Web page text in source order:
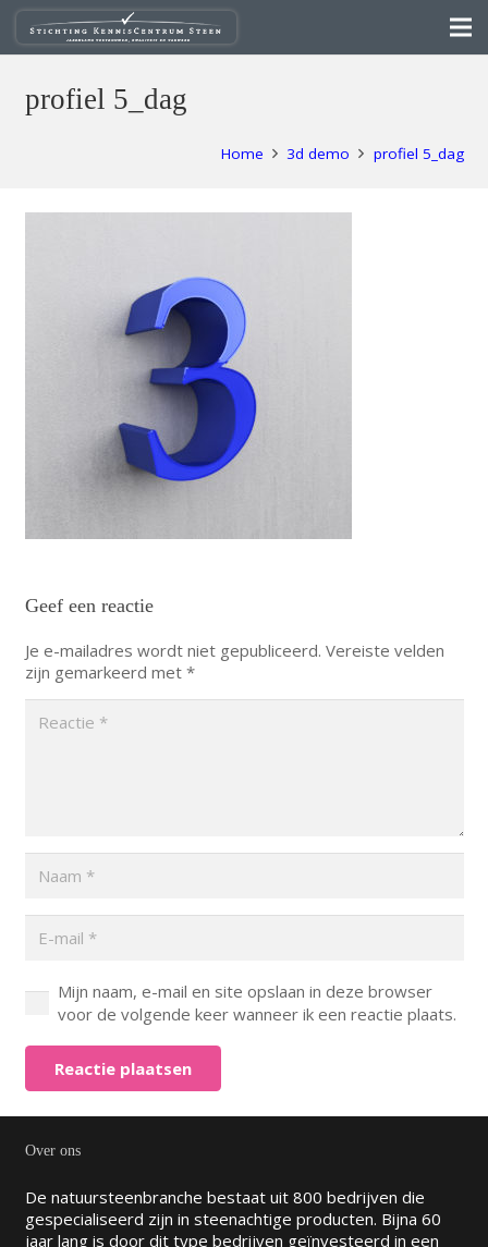
profiel 5_dag
Home 3d demo profiel 5_dag
Geef een reactie
Je e-mailadres wordt niet gepubliceerd. Vereiste velden
zijn gemarkeerd met *
Mijn naam, e-mail en site opslaan in deze browser
voor de volgende keer wanneer ik een reactie plaats.
Reactie plaatsen
Over ons
De natuursteenbranche bestaat uit 800 bedrijven die
gespecialiseerd zijn in steenachtige producten. Bijna 60
jaar lang is door dit type bedrijven geïnvesteerd in een